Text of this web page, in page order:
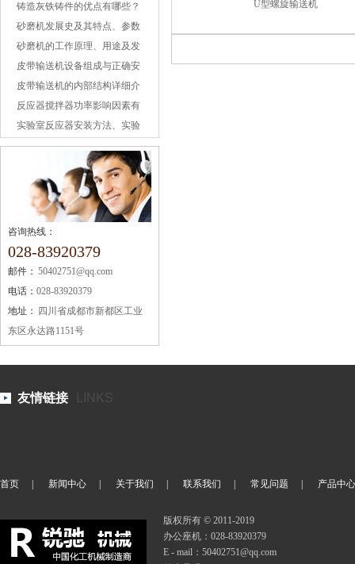
选组成安全注意事项
铸造灰铁铸件的优点有哪些？
砂磨机发展史及其特点、参数
简介
砂磨机的工作原理、用途及发
展趋势
皮带输送机设备组成与正确安
装
皮带输送机的内部结构详细介
绍
反应器搅拌器功率影响因素有
什么？反应釜中搅
实验室反应器安装方法、实验
室反应器使用 -成都
咨询热线：
028-83920379
邮件： 50402751@qq.com
电话： 028-83920379
地址：
四川省成都市新都区工业
东区永达路1151号
U型螺旋输送机
友情链接 LINKS
首页 新闻中心 关于我们 联系我们 常见问题 产品中心
版权所有 © 2011-2019
办公座机：028-83920379
E - mail：50402751@qq.com